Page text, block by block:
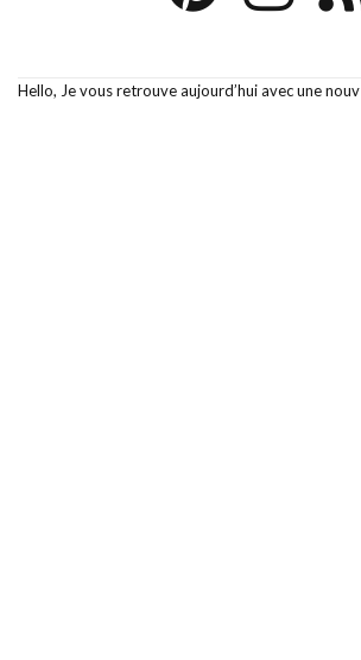
Hello, Je vous retrouve aujourd’hui avec une nouv